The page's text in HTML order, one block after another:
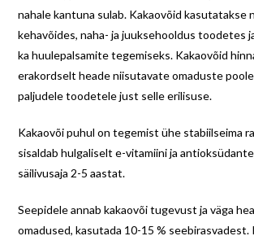
nahale kantuna sulab. Kakaovõid kasutatakse
kehavõides, naha- ja juuksehooldus toodetes
ka huulepalsamite tegemiseks. Kakaovõid
erakordselt heade niisutavate omaduste
paljudele toodetele just selle erilisuse.
Kakaovõi puhul on tegemist ühe stabiilseima
sisaldab hulgaliselt e-vitamiini ja
säilivusaja 2-5 aastat.
Seepidele annab kakaovõi tugevust ja väga
omadused, kasutada 10-15 % seebirasvadest.